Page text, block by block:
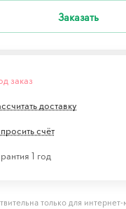
Заказать
заказ
доставку
счёт
1 год
только для